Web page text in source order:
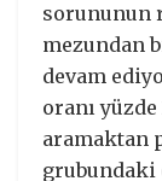
sorununun
mezundan
devam
oranı
aramaktan
grubundaki